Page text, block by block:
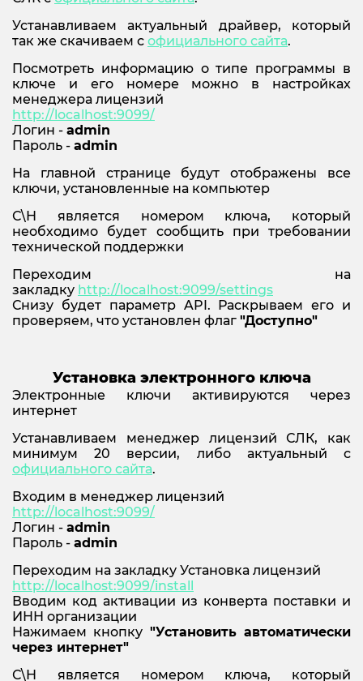
Устанавливаем актуальный драйвер, который
так же скачиваем с официального сайта.
Посмотреть информацию о типе программы в
ключе и его номере можно в настройках
менеджера лицензий
http://localhost:9099/
Логин - admin
Пароль - admin
На главной странице будут отображены все
ключи, установленные на компьютер
С\Н является номером ключа, который
необходимо будет сообщить при требовании
технической поддержки
Переходим на
закладку http://localhost:9099/settings
Снизу будет параметр API. Раскрываем его и
проверяем, что установлен флаг "Доступно"
Установка электронного ключа
Электронные ключи активируются через
интернет
Устанавливаем менеджер лицензий СЛК, как
минимум 20 версии, либо актуальный с
официального сайта.
Входим в менеджер лицензий
http://localhost:9099/
Логин - admin
Пароль - admin
Переходим на закладку Установка лицензий
http://localhost:9099/install
Вводим код активации из конверта поставки и
ИНН организации
Нажимаем кнопку "Установить автоматически
через интернет"
С\Н является номером ключа, который